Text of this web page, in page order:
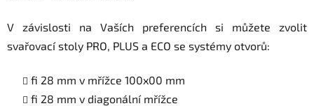
V závislosti na Vaších preferencích si můžete zvolit
svařovací stoly PRO, PLUS a ECO se systémy otvorů:
fi 28 mm v mřížce 100x00 mm
fi 28 mm v diagonální mřížce